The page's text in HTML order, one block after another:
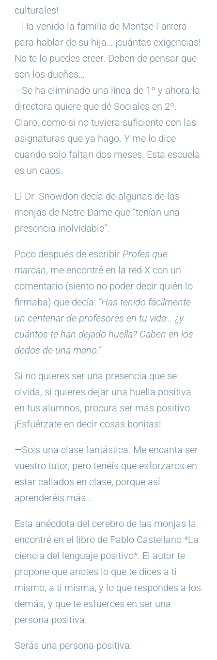
culturales!
—Ha venido la familia de Montse Farrera
para hablar de su hija… ¡cuántas exigencias!
No te lo puedes creer. Deben de pensar que
son los dueños…
—Se ha eliminado una línea de 1º y ahora la
directora quiere que dé Sociales en 2º.
Claro, como si no tuviera suficiente con las
asignaturas que ya hago. Y me lo dice
cuando solo faltan dos meses. Esta escuela
es un caos.
El Dr. Snowdon decía de algunas de las
monjas de Notre Dame que “tenían una
presencia inolvidable”.
Poco después de escribir Profes que
marcan, me encontré en la red X con un
comentario (siento no poder decir quién lo
firmaba) que decía: “Has tenido fácilmente
un centenar de profesores en tu vida… ¿y
cuántos te han dejado huella? Caben en los
dedos de una mano.”
Si no quieres ser una presencia que se
olvida, si quieres dejar una huella positiva
en tus alumnos, procura ser más positivo.
¡Esfuérzate en decir cosas bonitas!
—Sois una clase fantástica. Me encanta ser
vuestro tutor, pero tenéis que esforzaros en
estar callados en clase, porque así
aprenderéis más…
Esta anécdota del cerebro de las monjas la
encontré en el libro de Pablo Castellano *La
ciencia del lenguaje positivo*. El autor te
propone que anotes lo que te dices a ti
mismo, a ti misma, y lo que respondes a los
demás, y que te esfuerces en ser una
persona positiva.
Serás una persona positiva: